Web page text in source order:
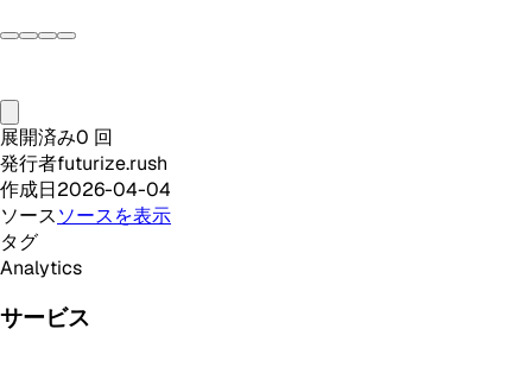
展開済み0 回
発行者futurize.rush
作成日2026-04-04
ソースソースを表示
タグ
Analytics
サービス